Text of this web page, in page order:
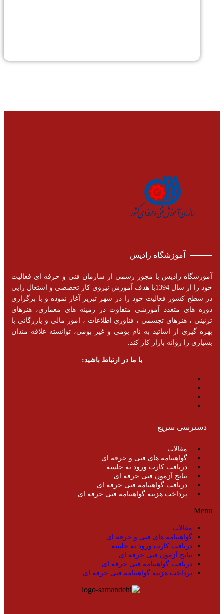
آموزشگاه رادیس
آموزشگاه رادیس با مجوز رسمی از سازمان فنی و حرفه ای فعالیت
خود را از سال 1394با هدف آموزش نیروی کار تخصصی و اشتغال زایی
در سطح کشور فعالیت خود را در شهر تبریز آغاز نموده و با برگزاری
دوره های متعدد آموزشی متفاوت در زمینه های معماری، هنرهای
تزئینی ، هنرهای تجسمی ، فناوری اطلاعات ، امور مالی و یازرگانی با
بهره گیری از اساتید به نام بومی و غیر بومی، توانسته علاقه مندان
بسیاری را روانه بازار کار کند.
با ما در ارتباط باشید:
دسترسی سریع
مقالات
گواهینامه های فنی و حرفه ای
دریافت کارت ورود به جلسه
نتایج آزمون فنی حرفه ای
دریافت گواهینامه فنی حرفه ای
پرداخت هزینه گواهینامه فنی حرفه ای
Menu
مقالات
گواهینامه های فنی و حرفه ای
دریافت کارت ورود به جلسه
نتایج آزمون فنی حرفه ای
دریافت گواهینامه فنی حرفه ای
پرداخت هزینه گواهینامه فنی حرفه ای